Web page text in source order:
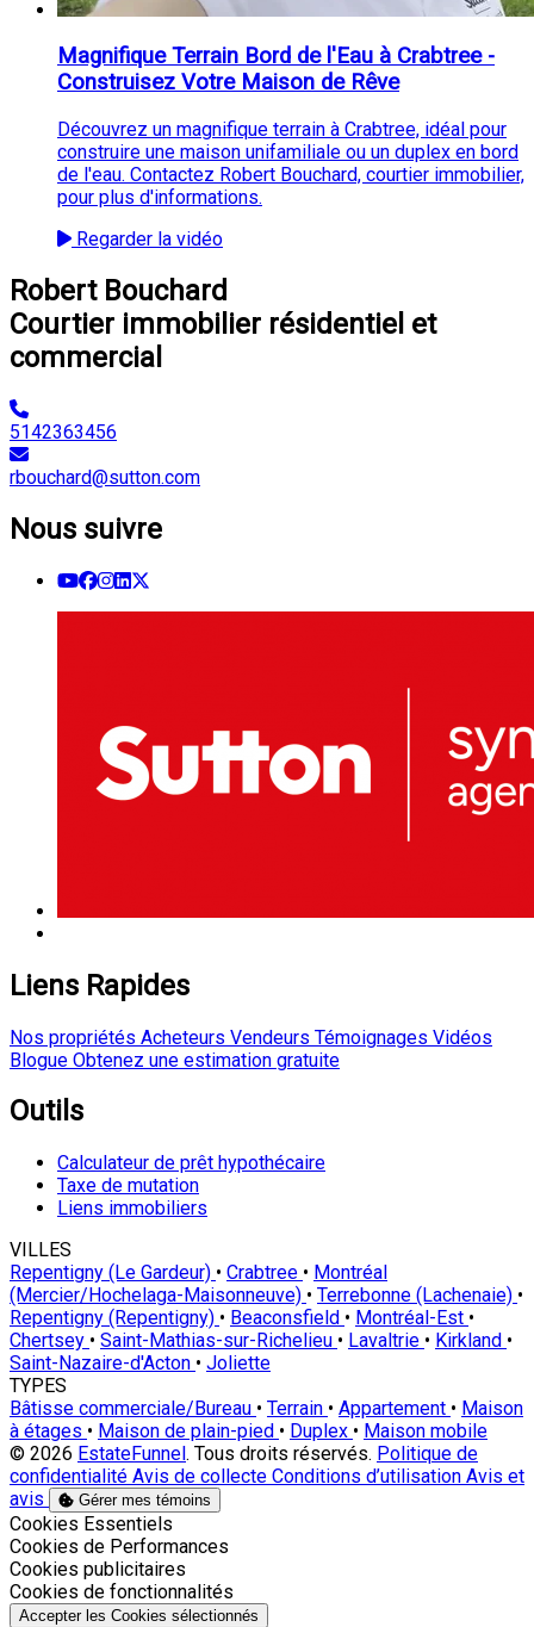
Magnifique Terrain Bord de l'Eau à Crabtree -
Construisez Votre Maison de Rêve
Découvrez un magnifique terrain à Crabtree, idéal pour
construire une maison unifamiliale ou un duplex en bord
de l'eau. Contactez Robert Bouchard, courtier immobilier,
pour plus d'informations.
Regarder la vidéo
Robert Bouchard
Courtier immobilier résidentiel et
commercial
5142363456
rbouchard@sutton.com
Nous suivre
Liens Rapides
Nos propriétés Acheteurs Vendeurs Témoignages Vidéos
Blogue Obtenez une estimation gratuite
Outils
Calculateur de prêt hypothécaire
Taxe de mutation
Liens immobiliers
VILLES
Repentigny (Le Gardeur) • Crabtree • Montréal
(Mercier/Hochelaga-Maisonneuve) • Terrebonne (Lachenaie) •
Repentigny (Repentigny) • Beaconsfield • Montréal-Est •
Chertsey • Saint-Mathias-sur-Richelieu • Lavaltrie • Kirkland •
Saint-Nazaire-d'Acton • Joliette
TYPES
Bâtisse commerciale/Bureau • Terrain • Appartement • Maison
à étages • Maison de plain-pied • Duplex • Maison mobile
© 2026 EstateFunnel . Tous droits réservés. Politique de
confidentialité Avis de collecte Conditions d’utilisation Avis et
avis
Gérer mes témoins
Activer
Cookies Essentiels
Activer
Cookies de Performances
Activer
Cookies publicitaires
Activer
Cookies de fonctionnalités
Accepter les Cookies sélectionnés